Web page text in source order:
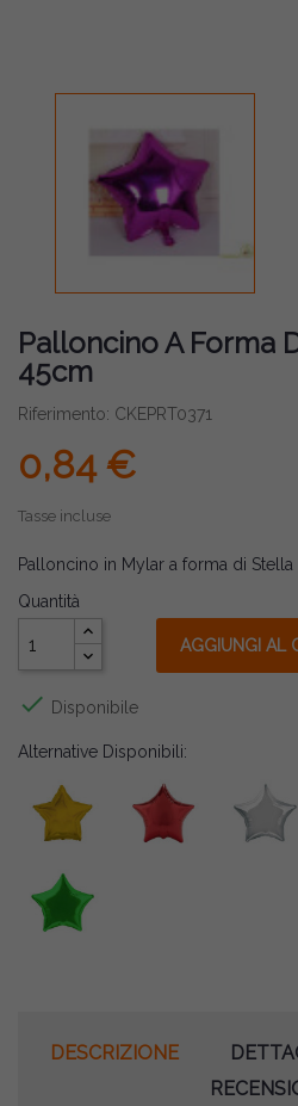
Palloncino A Forma
45cm
Riferimento: CKEPRT0371
0,84 €
Tasse incluse
Palloncino in Mylar a forma di Stella
Quantità
AGGIUNGI AL
 Disponibile
Alternative Disponibili:
DESCRIZIONE